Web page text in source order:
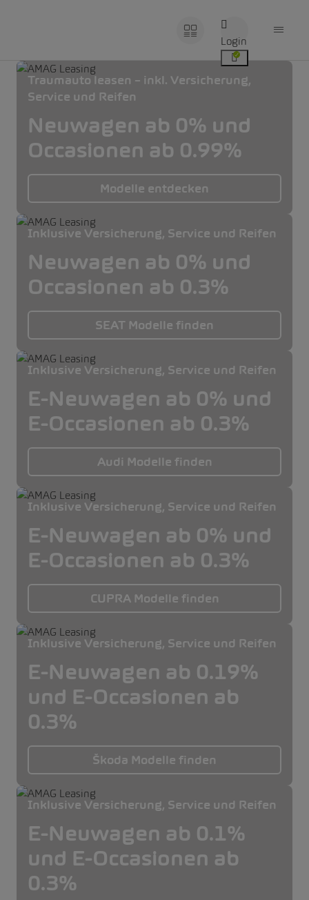
Login
Traumauto leasen – inkl. Versicherung,
Service und Reifen
Neuwagen ab 0% und
Occasionen ab 0.99%
Modelle entdecken
Inklusive Versicherung, Service und Reifen
Neuwagen ab 0% und
Occasionen ab 0.3%
SEAT Modelle finden
Inklusive Versicherung, Service und Reifen
E-Neuwagen ab 0% und
E-Occasionen ab 0.3%
Audi Modelle finden
Inklusive Versicherung, Service und Reifen
E-Neuwagen ab 0% und
E-Occasionen ab 0.3%
CUPRA Modelle finden
Inklusive Versicherung, Service und Reifen
E-Neuwagen ab 0.19%
und E-Occasionen ab
0.3%
Škoda Modelle finden
Inklusive Versicherung, Service und Reifen
E-Neuwagen ab 0.1%
und E-Occasionen ab
0.3%